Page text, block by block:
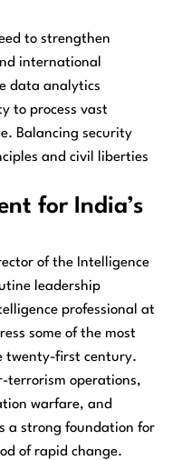
to strengthen
international
data analytics
to process vast
Balancing security
and civil liberties
for India’s
of the Intelligence
leadership
professional at
some of the most
twenty-first century.
terrorism operations,
warfare, and
a strong foundation for
of rapid change.